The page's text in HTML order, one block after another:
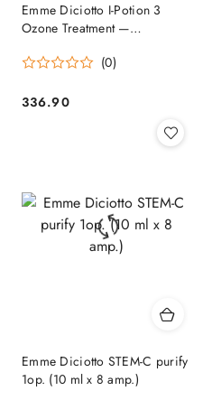
Emme Diciotto I-Potion 3
Ozone Treatment —
ozonowa do włosów 50ml
(0)
Cena:
336.90
Emme Diciotto STEM-C purify
1op. (10 ml x 8 amp.)